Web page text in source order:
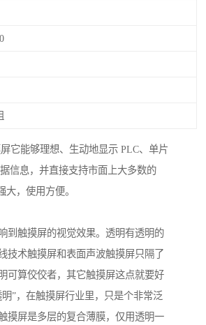
它能够理想、生动地显示 PLC、单片
信息，并直接支持市面上大多数的
大，使用方便。
到触摸屏的视觉效果。透明有透明的
技术触摸屏和表面声波触摸屏只隔了
可算佼佼者，其它触摸屏这点就要好
”，在触摸屏行业里，只是个非常泛
摸屏是多层的复合薄膜，仅用透明一